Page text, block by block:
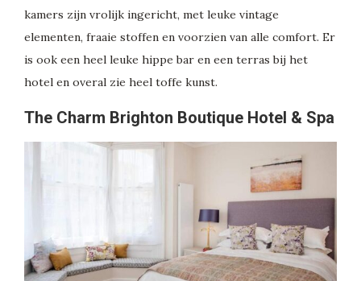
kamers zijn vrolijk ingericht, met leuke vintage
elementen, fraaie stoffen en voorzien van alle comfort. Er
is ook een heel leuke hippe bar en een terras bij het
hotel en overal zie heel toffe kunst.
The Charm Brighton Boutique Hotel & Spa